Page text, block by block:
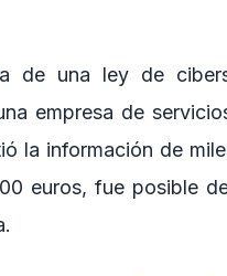
de una ley de
empresa de
la información de
euros, fue posible